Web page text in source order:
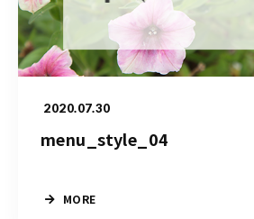
2020.07.30
menu_style_04
MORE
造園/施工専用HP
営業時間